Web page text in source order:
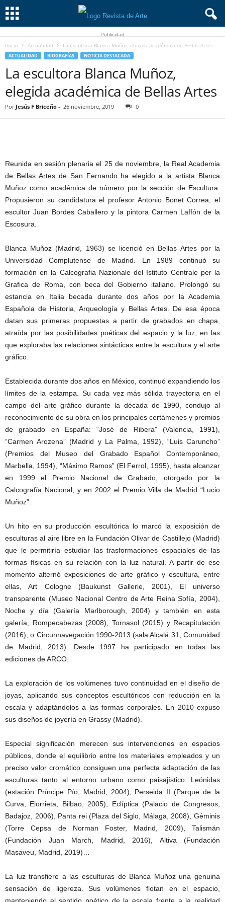
Publicidad
Inicio Actualidad La escultora Blanca Muñoz, elegida académica de Bellas Artes
ACTUALIDAD BIOGRAFÍAS NOTICIA DESTACADA
La escultora Blanca Muñoz,
elegida académica de Bellas Artes
Por Jesús F Briceño - 26 noviembre, 2019 0
Reunida en sesión plenaria el 25 de noviembre, la Real Academia
de Bellas Artes de San Fernando ha elegido a la artista Blanca
Muñoz como académica de número por la sección de Escultura.
Propusieron su candidatura el profesor Antonio Bonet Correa, el
escultor Juan Bordes Caballero y la pintora Carmen Laffón de la
Escosura.
Blanca Muñoz (Madrid, 1963) se licenció en Bellas Artes por la
Universidad Complutense de Madrid. En 1989 continuó su
formación en la Calcografia Nazionale del Istituto Centrale per la
Grafica de Roma, con beca del Gobierno italiano. Prolongó su
estancia en Italia becada durante dos años por la Academia
Española de Historia, Arqueología y Bellas Artes. De esa época
datan sus primeras propuestas a partir de grabados en chapa,
atraída por las posibilidades poéticas del espacio y la luz, en las
que exploraba las relaciones sintácticas entre la escultura y el arte
gráfico.
Establecida durante dos años en México, continuó expandiendo los
límites de la estampa. Su cada vez más sólida trayectoria en el
campo del arte gráfico durante la década de 1990, condujo al
reconocimiento de su obra en los principales certámenes y premios
de grabado en España: “José de Ribera” (Valencia, 1991),
“Carmen Arozena” (Madrid y La Palma, 1992), “Luis Caruncho”
(Premios del Museo del Grabado Español Contemporáneo,
Marbella, 1994), “Máximo Ramos” (El Ferrol, 1995), hasta alcanzar
en 1999 el Premio Nacional de Grabado, otorgado por la
Calcografía Nacional, y en 2002 el Premio Villa de Madrid “Lucio
Muñoz”.
Un hito en su producción escultórica lo marcó la exposición de
esculturas al aire libre en la Fundación Olivar de Castillejo (Madrid)
que le permitiría estudiar las trasformaciones espaciales de las
formas físicas en su relación con la luz natural. A partir de ese
momento alternó exposiciones de arte gráfico y escultura, entre
ellas, Art Cologne (Baukunst Gallerie, 2001), El universo
transparente (Museo Nacional Centro de Arte Reina Sofía, 2004),
Noche y día (Galería Marlborough, 2004) y también en esta
galería, Rompecabezas (2008), Tornasol (2015) y Recapitulación
(2016), o Circunnavegación 1990-2013 (sala Alcalá 31, Comunidad
de Madrid, 2013). Desde 1997 ha participado en todas las
ediciones de ARCO.
La exploración de los volúmenes tuvo continuidad en el diseño de
joyas, aplicando sus conceptos escultóricos con reducción en la
escala y adaptándolos a las formas corporales. En 2010 expuso
sus diseños de joyería en Grassy (Madrid).
Especial significación merecen sus intervenciones en espacios
públicos, donde el equilibrio entre los materiales empleados y un
preciso valor cromático consiguen una perfecta adaptación de las
esculturas tanto al entorno urbano como paisajístico: Leónidas
(estación Príncipe Pío, Madrid, 2004), Perseida II (Parque de la
Curva, Elorrieta, Bilbao, 2005), Eclíptica (Palacio de Congresos,
Badajoz, 2006), Panta rei (Plaza del Siglo, Málaga, 2008), Géminis
(Torre Cepsa de Norman Foster, Madrid, 2009), Talismán
(Fundación Juan March, Madrid, 2016), Altiva (Fundación
Masaveu, Madrid, 2019)…
La luz transfiere a las esculturas de Blanca Muñoz una genuina
sensación de ligereza. Sus volúmenes flotan en el espacio,